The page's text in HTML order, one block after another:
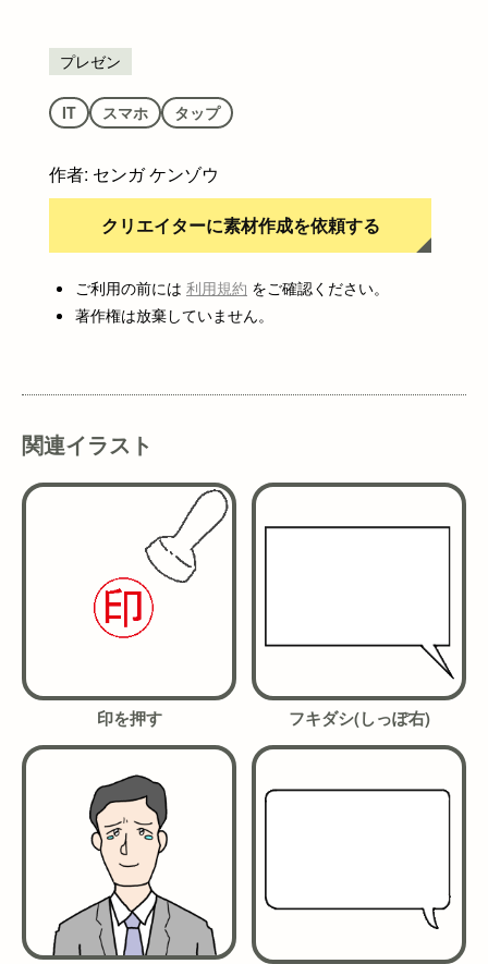
プレゼン
IT スマホ タップ
作者: センガ ケンゾウ
クリエイターに素材作成を依頼する
ご利用の前には 利用規約 をご確認ください。
著作権は放棄していません。
関連イラスト
印を押す フキダシ(しっぽ右)